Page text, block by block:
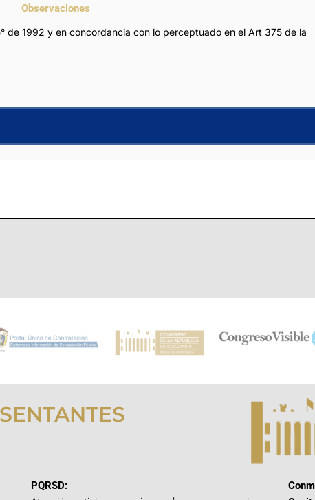
Observaciones
de 1992 y en concordancia con lo perceptuado en el Art 375 de la
PQRSD: